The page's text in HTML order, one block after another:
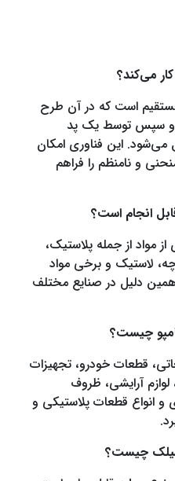
است که در آن طرح
و سپس توسط یک پد
این فناوری امکان
و نامنظم را فراهم
مواد از جمله پلاستیک،
لاستیک و برخی مواد
همین دلیل در صنایع مختلف
قطعات خودرو، تجهیزات
آرایشی، ظروف
و انواع قطعات پلاستیکی و